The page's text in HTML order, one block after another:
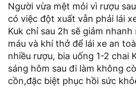
Người vừa mệt mỏi vì rượu
có việc đột xuất vẫn phải lái
Kuk chỉ sau 2h sẽ giảm
máu và khí thở để lái xe an
nhiều rượu, bia uống 1-2 chai
sáng hôm sau đi làm không
cồn,đặc biệt phục hồi sức